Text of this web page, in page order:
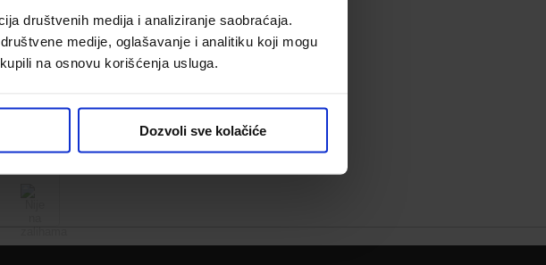
društvenih medija i analiziranje saobraćaja.
medije, oglašavanje i analitiku koji mogu
na osnovu korišćenja usluga.
Dozvoli sve kolačiće